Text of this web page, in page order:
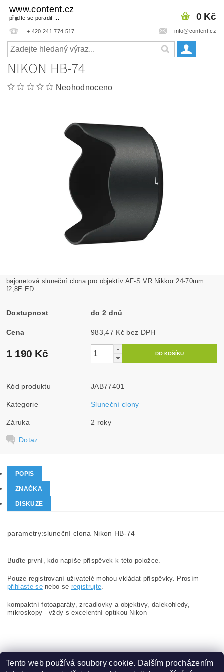
www.content.cz
přijďte se poradit ...
+ 420 241 774 517 info@content.cz
0 Kč
NIKON HB-74
Neohodnoceno
bajonetová sluneční clona pro objektiv AF-S VR Nikkor 24-70mm
f2,8E ED
Dostupnost do 2 dnů
Cena 983,47 Kč bez DPH
1 190 Kč
Kód produktu JAB77401
Kategorie Sluneční clony
Záruka 2 roky
Dotaz
POPIS
ZNAČKA
DISKUZE
parametry:sluneční clona Nikon HB-74
Buďte první, kdo napíše příspěvek k této položce.
Pouze registrovaní uživatelé mohou vkládat příspěvky. Prosím
přihlaste senebo se registrujte
kompaktní fotoaparáty, zrcadlovky a objektivy, dalekohledy,
mikroskopy - vždy s excelentní optikou Nikon
Tento web používá soubory cookie. Dalším procházením